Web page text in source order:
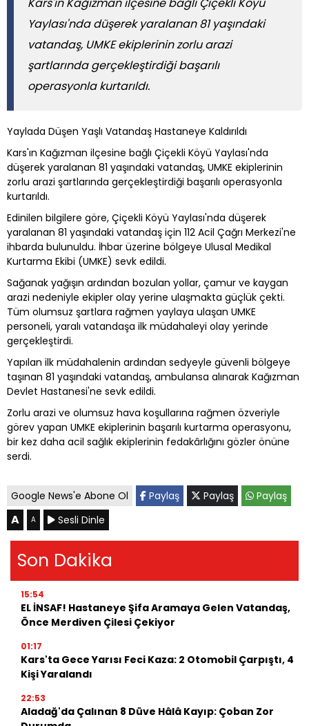
Yaylası'nda düşerek yaralanan 81 yaşındaki
vatandaş, UMKE ekiplerinin zorlu arazi
şartlarında gerçekleştirdiği başarılı
operasyonla kurtarıldı.
Yaylada Düşen Yaşlı Vatandaş Hastaneye Kaldırıldı
Kars'ın Kağızman ilçesine bağlı Çiçekli Köyü Yaylası'nda
düşerek yaralanan 81 yaşındaki vatandaş, UMKE ekiplerinin
zorlu arazi şartlarında gerçekleştirdiği başarılı operasyonla
kurtarıldı.
Edinilen bilgilere göre, Çiçekli Köyü Yaylası'nda düşerek
yaralanan 81 yaşındaki vatandaş için 112 Acil Çağrı Merkezi'ne
ihbarda bulunuldu. İhbar üzerine bölgeye Ulusal Medikal
Kurtarma Ekibi (UMKE) sevk edildi.
Sağanak yağışın ardından bozulan yollar, çamur ve kaygan
arazi nedeniyle ekipler olay yerine ulaşmakta güçlük çekti.
Tüm olumsuz şartlara rağmen yaylaya ulaşan UMKE
personeli, yaralı vatandaşa ilk müdahaleyi olay yerinde
gerçekleştirdi.
Yapılan ilk müdahalenin ardından sedyeyle güvenli bölgeye
taşınan 81 yaşındaki vatandaş, ambulansa alınarak Kağızman
Devlet Hastanesi'ne sevk edildi.
Zorlu arazi ve olumsuz hava koşullarına rağmen özveriyle
görev yapan UMKE ekiplerinin başarılı kurtarma operasyonu,
bir kez daha acil sağlık ekiplerinin fedakârlığını gözler önüne
serdi.
Google News'e Abone Ol Paylaş Paylaş Paylaş
A A Sesli Dinle
Son Dakika
15:54
EL İNSAF! Hastaneye Şifa Aramaya Gelen Vatandaş,
Önce Merdiven Çilesi Çekiyor
01:17
Kars'ta Gece Yarısı Feci Kaza: 2 Otomobil Çarpıştı, 4
Kişi Yaralandı
22:53
Aladağ'da Çalınan 8 Düve Hâlâ Kayıp: Çoban Zor